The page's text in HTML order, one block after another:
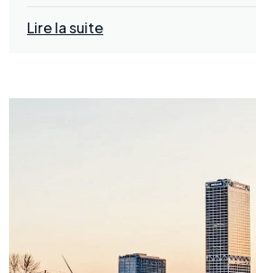
Lire la suite